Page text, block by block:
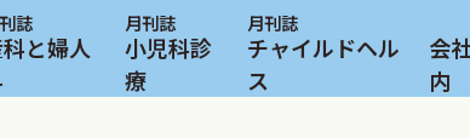
と婦人
小児科診
療
チャイルドヘル
ス
会
内